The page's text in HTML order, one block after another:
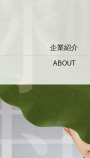
企業紹介
ABOUT